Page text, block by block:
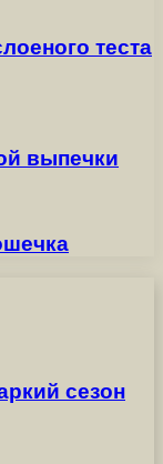
теста
выпечки
сезон